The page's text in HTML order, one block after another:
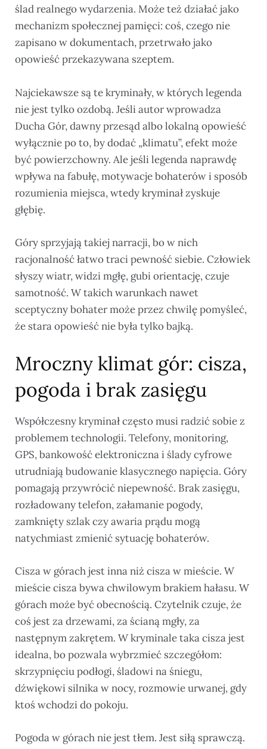
ślad realnego wydarzenia. Może też działać jako
mechanizm społecznej pamięci: coś, czego nie
zapisano w dokumentach, przetrwało jako
opowieść przekazywana szeptem.
Najciekawsze są te kryminały, w których legenda
nie jest tylko ozdobą. Jeśli autor wprowadza
Ducha Gór, dawny przesąd albo lokalną opowieść
wyłącznie po to, by dodać „klimatu”, efekt może
być powierzchowny. Ale jeśli legenda naprawdę
wpływa na fabułę, motywacje bohaterów i sposób
rozumienia miejsca, wtedy kryminał zyskuje
głębię.
Góry sprzyjają takiej narracji, bo w nich
racjonalność łatwo traci pewność siebie. Człowiek
słyszy wiatr, widzi mgłę, gubi orientację, czuje
samotność. W takich warunkach nawet
sceptyczny bohater może przez chwilę pomyśleć,
że stara opowieść nie była tylko bajką.
Mroczny klimat gór: cisza,
pogoda i brak zasięgu
Współczesny kryminał często musi radzić sobie z
problemem technologii. Telefony, monitoring,
GPS, bankowość elektroniczna i ślady cyfrowe
utrudniają budowanie klasycznego napięcia. Góry
pomagają przywrócić niepewność. Brak zasięgu,
rozładowany telefon, załamanie pogody,
zamknięty szlak czy awaria prądu mogą
natychmiast zmienić sytuację bohaterów.
Cisza w górach jest inna niż cisza w mieście. W
mieście cisza bywa chwilowym brakiem hałasu. W
górach może być obecnością. Czytelnik czuje, że
coś jest za drzewami, za ścianą mgły, za
następnym zakrętem. W kryminale taka cisza jest
idealna, bo pozwala wybrzmieć szczegółom:
skrzypnięciu podłogi, śladowi na śniegu,
dźwiękowi silnika w nocy, rozmowie urwanej, gdy
ktoś wchodzi do pokoju.
Pogoda w górach nie jest tłem. Jest siłą sprawczą.